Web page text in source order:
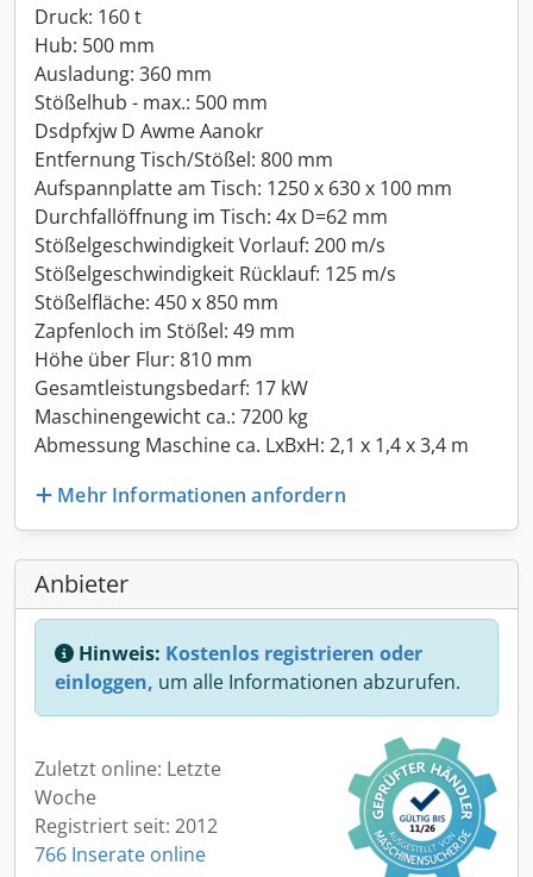
Druck: 160 t
Hub: 500 mm
Ausladung: 360 mm
Stößelhub - max.: 500 mm
Dsdpfxjw D Awme Aanokr
Entfernung Tisch/Stößel: 800 mm
Aufspannplatte am Tisch: 1250 x 630 x 100 mm
Durchfallöffnung im Tisch: 4x D=62 mm
Stößelgeschwindigkeit Vorlauf: 200 m/s
Stößelgeschwindigkeit Rücklauf: 125 m/s
Stößelfläche: 450 x 850 mm
Zapfenloch im Stößel: 49 mm
Höhe über Flur: 810 mm
Gesamtleistungsbedarf: 17 kW
Maschinengewicht ca.: 7200 kg
Abmessung Maschine ca. LxBxH: 2,1 x 1,4 x 3,4 m
Mehr Informationen anfordern
Anbieter
Hinweis: Kostenlos registrieren oder
einloggen, um alle Informationen abzurufen.
Zuletzt online: Letzte
Woche
Registriert seit: 2012
766 Inserate online